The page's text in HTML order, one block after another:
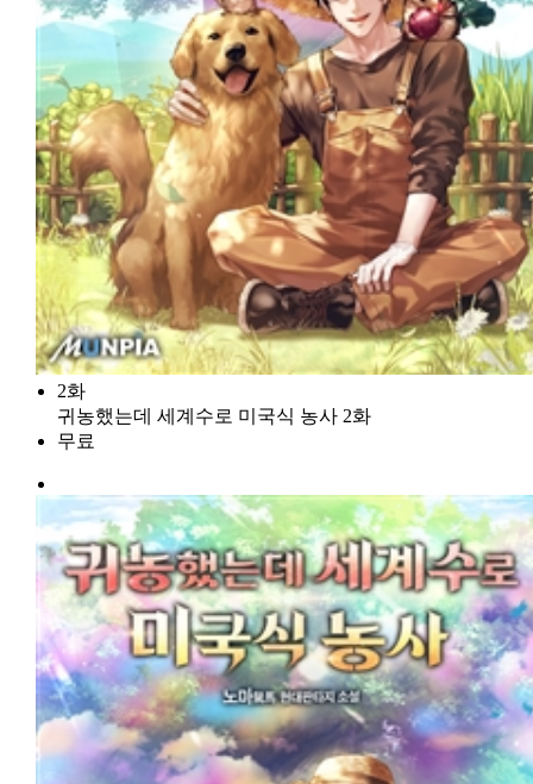
2화
귀농했는데 세계수로 미국식 농사 2화
무료